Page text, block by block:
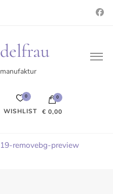
0
WISHLIST
0
€ 0,00
im Warenkorb.
removebg-preview